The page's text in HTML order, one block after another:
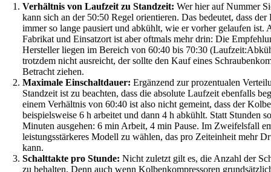
Verhältnis von Laufzeit zu Standzeit: Wer hier auf Nummer
kann sich an der 50:50 Regel orientieren. Das bedeutet, dass
immer so lange pausiert und abkühlt, wie er vorher gelaufen ist.
Fabrikat und Einsatzort ist aber oftmals mehr drin: Die
Hersteller liegen im Bereich von 60:40 bis 70:30
trotzdem nicht ausreicht, der sollte den Kauf eines
Betracht ziehen.
Maximale Einschaltdauer: Ergänzend zur prozentualen
Standzeit ist zu beachten, dass die absolute Laufzeit ebenfalls
einem Verhältnis von 60:40 ist also nicht gemeint, dass der
beispielsweise 6 h arbeitet und dann 4 h abkühlt. Statt Stunden
Minuten ausgehen: 6 min Arbeit, 4 min Pause. Im Zweifelsfall
leistungsstärkeres Modell zu wählen, das pro Zeiteinheit mehr
kann.
Schalttakte pro Stunde:Nicht zuletzt gilt es, die Anzahl der
zu behalten. Denn auch wenn Kolbenkompressoren